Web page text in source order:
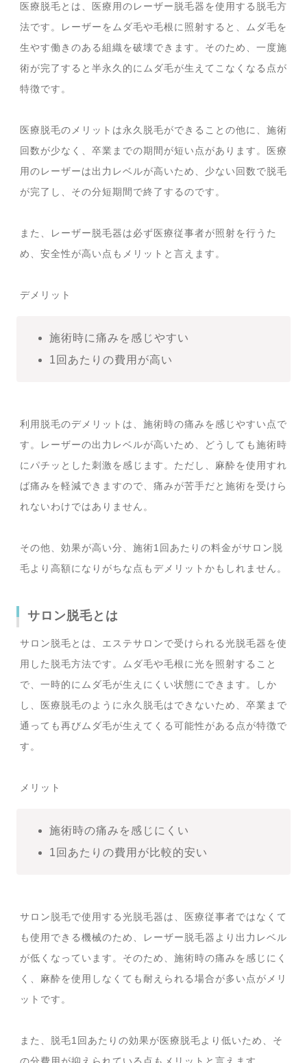
医療脱毛とは、医療用のレーザー脱毛器を使用する脱毛方
法です。レーザーをムダ毛や毛根に照射すると、ムダ毛を
生やす働きのある組織を破壊できます。そのため、一度施
術が完了すると半永久的にムダ毛が生えてこなくなる点が
特徴です。
医療脱毛のメリットは永久脱毛ができることの他に、施術
回数が少なく、卒業までの期間が短い点があります。医療
用のレーザーは出力レベルが高いため、少ない回数で脱毛
が完了し、その分短期間で終了するのです。
また、レーザー脱毛器は必ず医療従事者が照射を行うた
め、安全性が高い点もメリットと言えます。
デメリット
施術時に痛みを感じやすい
1回あたりの費用が高い
利用脱毛のデメリットは、施術時の痛みを感じやすい点で
す。レーザーの出力レベルが高いため、どうしても施術時
にパチッとした刺激を感じます。ただし、麻酔を使用すれ
ば痛みを軽減できますので、痛みが苦手だと施術を受けら
れないわけではありません。
その他、効果が高い分、施術1回あたりの料金がサロン脱
毛より高額になりがちな点もデメリットかもしれません。
サロン脱毛とは
サロン脱毛とは、エステサロンで受けられる光脱毛器を使
用した脱毛方法です。ムダ毛や毛根に光を照射すること
で、一時的にムダ毛が生えにくい状態にできます。しか
し、医療脱毛のように永久脱毛はできないため、卒業まで
通っても再びムダ毛が生えてくる可能性がある点が特徴で
す。
メリット
施術時の痛みを感じにくい
1回あたりの費用が比較的安い
サロン脱毛で使用する光脱毛器は、医療従事者ではなくて
も使用できる機械のため、レーザー脱毛器より出力レベル
が低くなっています。そのため、施術時の痛みを感じにく
く、麻酔を使用しなくても耐えられる場合が多い点がメリ
ットです。
また、脱毛1回あたりの効果が医療脱毛より低いため、そ